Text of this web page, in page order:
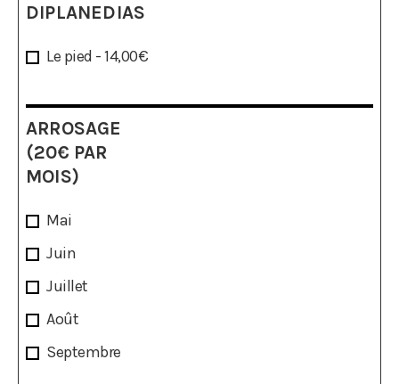
DIPLANEDIAS
Le pied - 14,00€
ARROSAGE
(20€ PAR
MOIS)
Mai
Juin
Juillet
Août
Septembre